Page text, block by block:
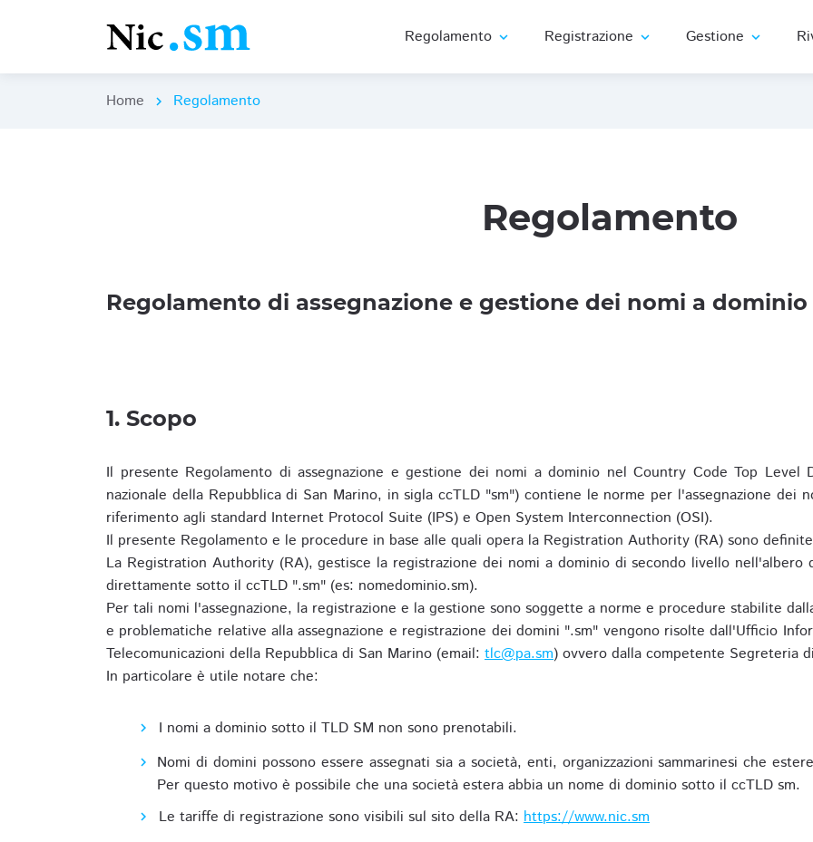
Regolamento expand_more Registrazione expand_more Gestione expand_more
Home chevron_right Regolamento
Regolamento
Regolamento di assegnazione e gestione dei nomi a dominio
1. Scopo
Il presente Regolamento di assegnazione e gestione dei nomi a dominio nel Country Code Top Level
nazionale della Repubblica di San Marino, in sigla ccTLD "sm") contiene le norme per l'assegnazione dei
riferimento agli standard Internet Protocol Suite (IPS) e Open System Interconnection (OSI).
Il presente Regolamento e le procedure in base alle quali opera la Registration Authority (RA) sono
La Registration Authority (RA), gestisce la registrazione dei nomi a dominio di secondo livello nell'albero
direttamente sotto il ccTLD ".sm" (es: nomedominio.sm).
Per tali nomi l'assegnazione, la registrazione e la gestione sono soggette a norme e procedure stabilite
e problematiche relative alla assegnazione e registrazione dei domini ".sm" vengono risolte dall'Ufficio
Telecomunicazioni della Repubblica di San Marino (email: tlc@pa.sm) ovvero dalla competente Segreteria
In particolare è utile notare che:
I nomi a dominio sotto il TLD SM non sono prenotabili.
Nomi di domini possono essere assegnati sia a società, enti, organizzazioni sammarinesi che
Per questo motivo è possibile che una società estera abbia un nome di dominio sotto il ccTLD sm.
Le tariffe di registrazione sono visibili sul sito della RA: https://www.nic.sm